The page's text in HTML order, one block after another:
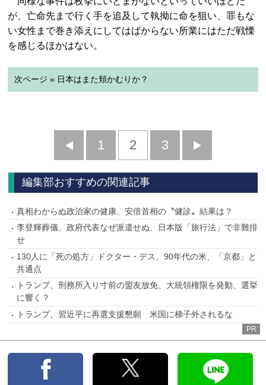
が、亡命先まで行く手を追及して執拗に命を狙い、罪もな
い女性まで巻き添えにしてはばからない所業にはただ戦慄
を感じるほかはない。
次ページ » 日本はまた頬かむりか？
前
へ
1 2 3
へ
編集部おすすめの関連記事
真相わからぬ政治家の健康、安倍首相の〝健診〟結果は？
李登輝葬儀、政府代表なぜ派遣せぬ、日本版「旅行法」で非難排
せ
130人に「死の処方」ドクター・デス、90年代の米、「京都」と
共通点
トランプ、刑務所入り寸前の盟友放免、大統領権限を発動、選挙
に響く？
トランプ、習近平に再選支援懇願 米国に梯子外されるな
PR